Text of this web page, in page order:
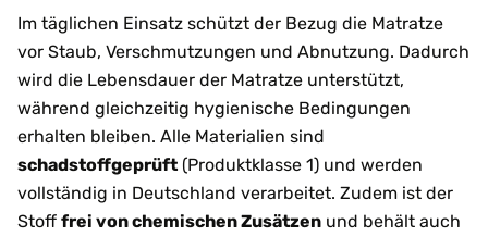
Im täglichen Einsatz schützt der Bezug die Matratze
vor Staub, Verschmutzungen und Abnutzung. Dadurch
wird die Lebensdauer der Matratze unterstützt,
während gleichzeitig hygienische Bedingungen
erhalten bleiben. Alle Materialien sind
schadstoffgeprüft (Produktklasse 1) und werden
vollständig in Deutschland verarbeitet. Zudem ist der
Stoff frei von chemischen Zusätzen und behält auch